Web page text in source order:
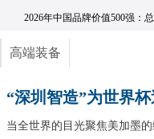
2026年中国品牌价值500强：
高端装备
“深圳智造”为世界
当全世界的目光聚焦美加墨